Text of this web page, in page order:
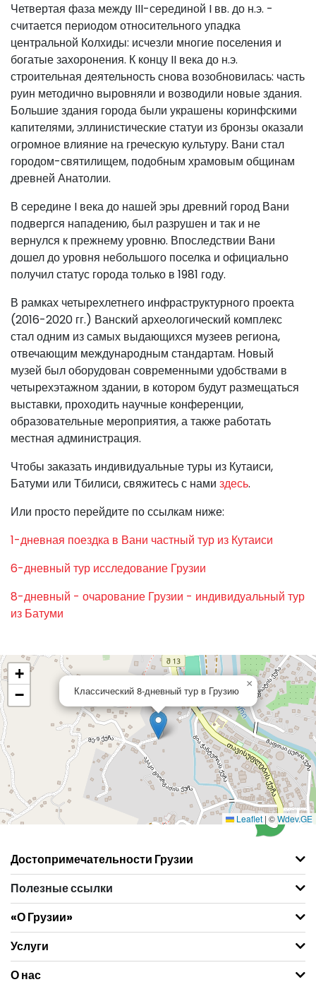
Четвертая фаза между III-серединой I вв. до н.э. -
считается периодом относительного упадка
центральной Колхиды: исчезли многие поселения и
богатые захоронения. К концу II века до н.э.
строительная деятельность снова возобновилась: часть
руин методично выровняли и возводили новые здания.
Большие здания города были украшены коринфскими
капителями, эллинистические статуи из бронзы оказали
огромное влияние на греческую культуру. Вани стал
городом-святилищем, подобным храмовым общинам
древней Анатолии.
В середине I века до нашей эры древний город Вани
подвергся нападению, был разрушен и так и не
вернулся к прежнему уровню. Впоследствии Вани
дошел до уровня небольшого поселка и официально
получил статус города только в 1981 году.
В рамках четырехлетнего инфраструктурного проекта
(2016-2020 гг.) Ванский археологический комплекс
стал одним из самых выдающихся музеев региона,
отвечающим международным стандартам. Новый
музей был оборудован современными удобствами в
четырехэтажном здании, в котором будут размещаться
выставки, проходить научные конференции,
образовательные мероприятия, а также работать
местная администрация.
Чтобы заказать индивидуальные туры из Кутаиси,
Батуми или Тбилиси, свяжитесь с нами здесь.
Или просто перейдите по ссылкам ниже:
1-дневная поездка в Вани частный тур из Кутаиси
6-дневный тур исследование Грузии
8-дневный - очарование Грузии - индивидуальный тур
из Батуми
Классический 8-дневный тур в Грузию
×
+
−
Leaflet | ©Wdev.GE
Достопримечательности Грузии
Полезные ссылки
«О Грузии»
Услуги
О нас